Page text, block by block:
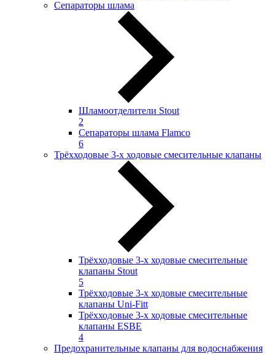
Сепараторы шлама
Шламоотделители Stout
2
Сепараторы шлама Flamco
6
Трёхходовые 3-х ходовые смесительные клапаны
Трёхходовые 3-х ходовые смесительные
клапаны Stout
5
Трёхходовые 3-х ходовые смесительные
клапаны Uni-Fitt
Трёхходовые 3-х ходовые смесительные
клапаны ESBE
4
Предохранительные клапаны для водоснабжения